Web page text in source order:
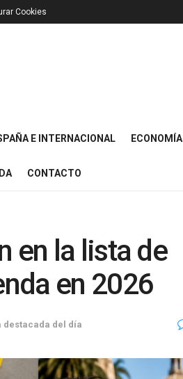
Cookies
E INTERNACIONAL ECONOMÍA
CONTACTO
en la lista de
en 2026
destacada del día